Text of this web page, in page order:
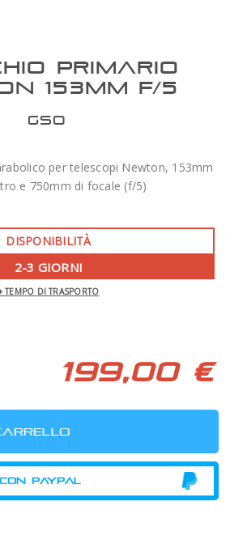
PRIMARIO
153MM F/5
GSO
per telescopi Newton, 153mm
e 750mm di focale (f/5)
DISPONIBILITÀ
2-3 GIORNI
TEMPO DI TRASPORTO
199,00 €